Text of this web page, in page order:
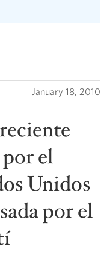
January 18, 2010
el
Unidos
por el